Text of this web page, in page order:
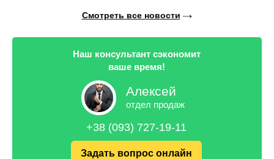
Смотреть все новости
Наш консультант сэкономит
ваше время!
Алексей
отдел продаж
+38 (093) 727-19-11
Задать вопрос онлайн